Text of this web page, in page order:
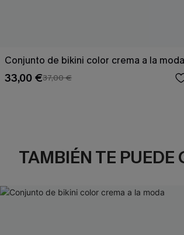
Conjunto de bikini color crema a la moda
33,00 €37,00 €
TAMBIÉN TE PUEDE